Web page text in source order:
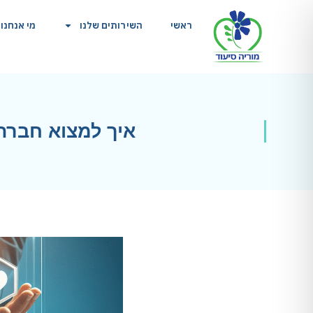
ראשי השירותים שלנו מי אנחנו
איך למצוא